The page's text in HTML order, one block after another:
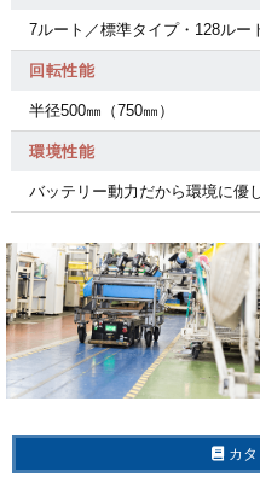
7ルート／標準タイプ・128ルー
回転性能
半径500㎜（750㎜）
環境性能
バッテリー動力だから環境に優
カ